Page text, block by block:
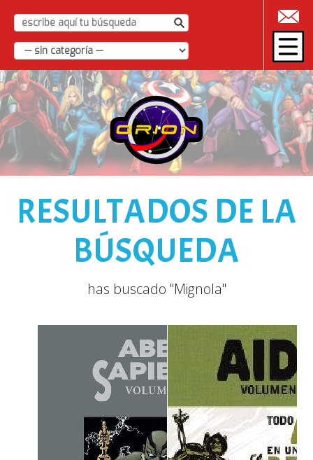
|
RESULTADOS DE LA
BÚSQUEDA
has buscado "Mignola"